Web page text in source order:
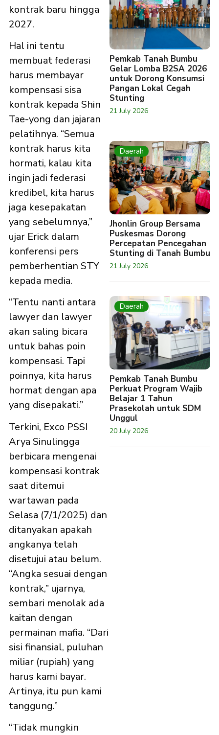
kontrak baru hingga
2027.
Hal ini tentu
membuat federasi
harus membayar
kompensasi sisa
kontrak kepada Shin
Tae-yong dan jajaran
pelatihnya. “Semua
kontrak harus kita
hormati, kalau kita
ingin jadi federasi
kredibel, kita harus
jaga kesepakatan
yang sebelumnya,”
ujar Erick dalam
konferensi pers
pemberhentian STY
kepada media.
“Tentu nanti antara
lawyer dan lawyer
akan saling bicara
untuk bahas poin
kompensasi. Tapi
poinnya, kita harus
hormat dengan apa
yang disepakati.”
Terkini, Exco PSSI
Arya Sinulingga
berbicara mengenai
kompensasi kontrak
saat ditemui
wartawan pada
Selasa (7/1/2025) dan
ditanyakan apakah
angkanya telah
disetujui atau belum.
“Angka sesuai dengan
kontrak,” ujarnya,
sembari menolak ada
kaitan dengan
permainan mafia. “Dari
sisi finansial, puluhan
miliar (rupiah) yang
harus kami bayar.
Artinya, itu pun kami
tanggung.”
“Tidak mungkin
Pemkab Tanah Bumbu
Gelar Lomba B2SA 2026
untuk Dorong Konsumsi
Pangan Lokal Cegah
Stunting
21 July 2026
Daerah
Jhonlin Group Bersama
Puskesmas Dorong
Percepatan Pencegahan
Stunting di Tanah Bumbu
21 July 2026
Daerah
Pemkab Tanah Bumbu
Perkuat Program Wajib
Belajar 1 Tahun
Prasekolah untuk SDM
Unggul
20 July 2026